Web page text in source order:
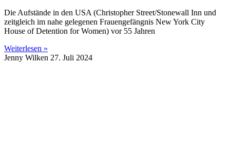
Die Aufstände in den USA (Christopher Street/Stonewall Inn und
zeitgleich im nahe gelegenen Frauengefängnis New York City
House of Detention for Women) vor 55 Jahren
Weiterlesen »
Jenny Wilken 27. Juli 2024